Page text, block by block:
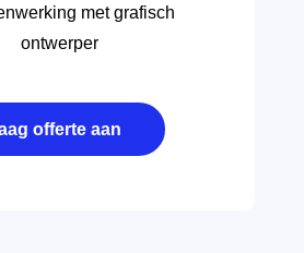
met grafisch
ontwerper
offerte aan